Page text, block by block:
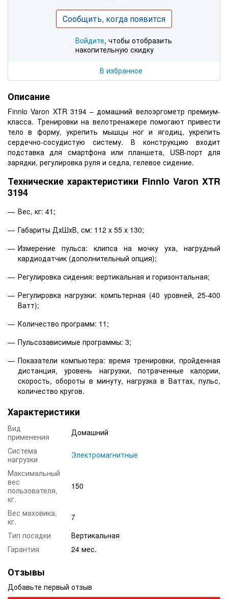
Сообщить, когда появится
Войдите, чтобы отобразить
накопительную скидку
В избранное
Описание
Finnlo Varon XTR 3194 – домашний велоэргометр премиум-
класса. Тренировки на велотренажере помогают привести
тело в форму, укрепить мышцы ног и ягодиц, укрепить
сердечно-сосудистую систему. В конструкцию входит
подставка для смартфона или планшета, USB-порт для
зарядки, регулировка руля и седла, гелевое сидение.
Технические характеристики Finnlo Varon XTR
3194
Вес, кг: 41;
Габариты ДхШхВ, см: 112 х 55 х 130;
Измерение пульса: клипса на мочку уха, нагрудный
кардиодатчик (дополнительный опция);
Регулировка сидения: вертикальная и горизонтальная;
Регулировка нагрузки: компьтерная (40 уровней, 25-400
Ватт);
Количество программ: 11;
Пульсозависимые программы: 3;
Показатели компьютера: время тренировки, пройденная
дистанция, уровень нагрузки, потраченные калории,
скорость, обороты в минуту, нагрузка в Ваттах, пульс,
количество кругов.
Характеристики
Вид
применения
Домашний
Система
нагрузки
Электромагнитные
Максимальный
вес
пользователя,
кг.
150
Вес маховика,
кг.
7
Тип посадки
Вертикальная
Гарантия
24 мес.
Отзывы
Добавьте первый отзыв